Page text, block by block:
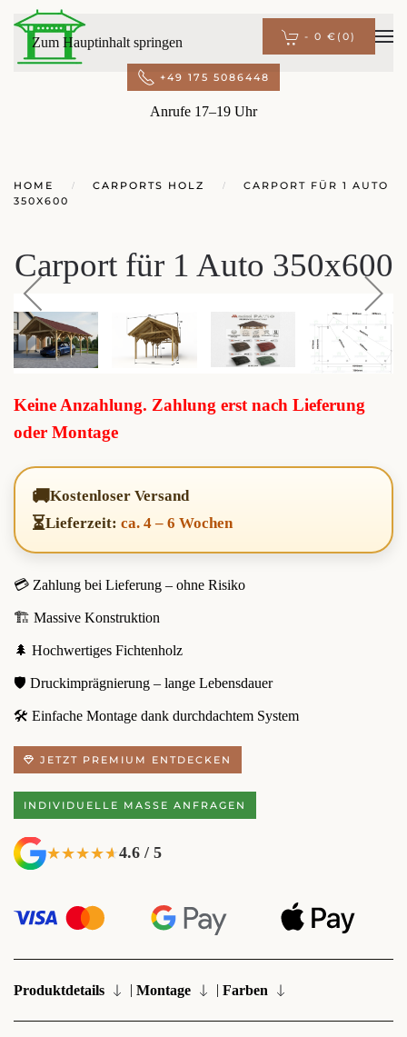
Zum Hauptinhalt springen - 0 € (0)
+49 175 5086448
Anrufe 17–19 Uhr
HOME CARPORTS HOLZ
CARPORT FÜR 1 AUTO
350X600
Carport für 1 Auto 350x600
Keine Anzahlung. Zahlung erst nach Lieferung
oder Montage
🚚Kostenloser Versand
⏳Lieferzeit: ca. 4 – 6 Wochen
💳 Zahlung bei Lieferung – ohne Risiko
🏗️ Massive Konstruktion
🌲 Hochwertiges Fichtenholz
🛡️ Druckimprägnierung – lange Lebensdauer
🛠️ Einfache Montage dank durchdachtem System
JETZT PREMIUM ENTDECKEN
INDIVIDUELLE MASSE ANFRAGEN
★★★★★
★★★★★4.6 / 5
Produktdetails | Montage | Farben